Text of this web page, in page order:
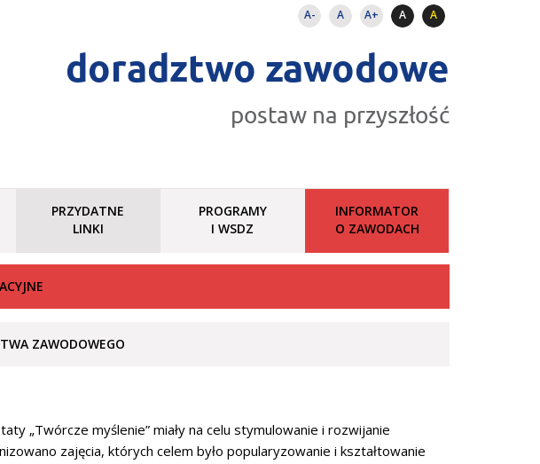
A- A A+ A A
doradztwo zawodowe
postaw na przyszłość
PRZYDATNE
LINKI
PROGRAMY
I WSDZ
INFORMATOR
O ZAWODACH
ZAWODOWEGO
„Twórcze myślenie” miały na celu stymulowanie i rozwijanie
zajęcia, których celem było popularyzowanie i kształtowanie